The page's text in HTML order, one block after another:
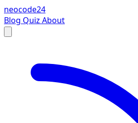
neocode24
Blog Quiz About